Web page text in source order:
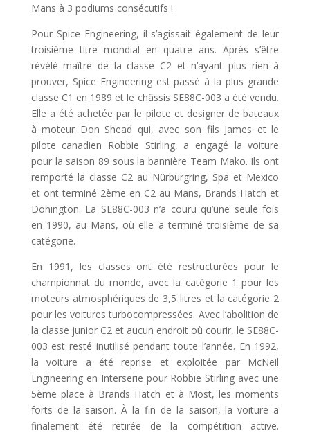
Mans à 3 podiums consécutifs !
Pour Spice Engineering, il s’agissait également de leur
troisième titre mondial en quatre ans. Après s’être
révélé maître de la classe C2 et n’ayant plus rien à
prouver, Spice Engineering est passé à la plus grande
classe C1 en 1989 et le châssis SE88C-003 a été vendu.
Elle a été achetée par le pilote et designer de bateaux
à moteur Don Shead qui, avec son fils James et le
pilote canadien Robbie Stirling, a engagé la voiture
pour la saison 89 sous la bannière Team Mako. Ils ont
remporté la classe C2 au Nürburgring, Spa et Mexico
et ont terminé 2ème en C2 au Mans, Brands Hatch et
Donington. La SE88C-003 n’a couru qu’une seule fois
en 1990, au Mans, où elle a terminé troisième de sa
catégorie.
En 1991, les classes ont été restructurées pour le
championnat du monde, avec la catégorie 1 pour les
moteurs atmosphériques de 3,5 litres et la catégorie 2
pour les voitures turbocompressées. Avec l’abolition de
la classe junior C2 et aucun endroit où courir, le SE88C-
003 est resté inutilisé pendant toute l’année. En 1992,
la voiture a été reprise et exploitée par McNeil
Engineering en Interserie pour Robbie Stirling avec une
5ème place à Brands Hatch et à Most, les moments
forts de la saison. À la fin de la saison, la voiture a
finalement été retirée de la compétition active.